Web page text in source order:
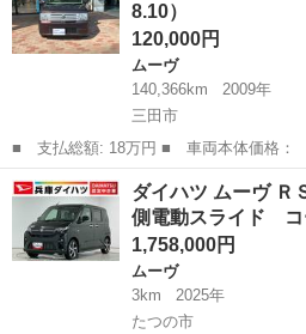
プ スマート...
8.10）
120,000円
ムーヴ
140,366km
2009年
三田市
■ 支払総額: 18万円 ■ 車両本体価格： 120,000 円 ■ メーカー
名： ダイハツ ■ 車種名： ムーヴコ
ペシャル ■ 排気量： 660cc ■ ドア枚
コ...
兵庫 三田市 ムーヴ
ダイハツ ムーヴ
側電動スライド
1,758,000円
ムーヴ
3km
2025年
たつの市